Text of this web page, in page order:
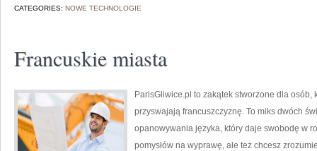
CATEGORIES: NOWE TECHNOLOGIE
Francuskie miasta
ParisGliwice.pl to zakątek stworzone dla
przyswajają francuszczyznę. To miks dwóch
opanowywania języka, który daje swobodę w
pomysłów na wyprawę, ale też chcesz